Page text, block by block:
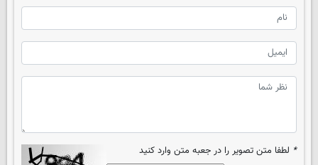
* لطفا متن تصویر را در جعبه متن وارد کنید